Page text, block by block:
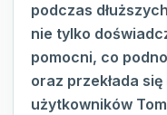
podczas
nie tylko
pomocni, co
oraz przekłada
użytkowników